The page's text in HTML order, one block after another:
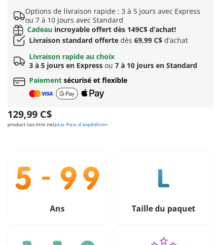
Options de livraison rapide : 3 à 5 jours avec Express
ou 7 à 10 jours avec Standard
Cadeau incroyable offert dès 149C$ d’achat!
Livraison standard offerte dès 69,99 C$ d’achat
Livraison rapide au choix
3 à 5 jours en Express ou 7 à 10 jours en Standard
Paiement sécurisé et flexible
129,99 C$
product.tax.hint.netplus frais d´expédition
Ans Taille du paquet